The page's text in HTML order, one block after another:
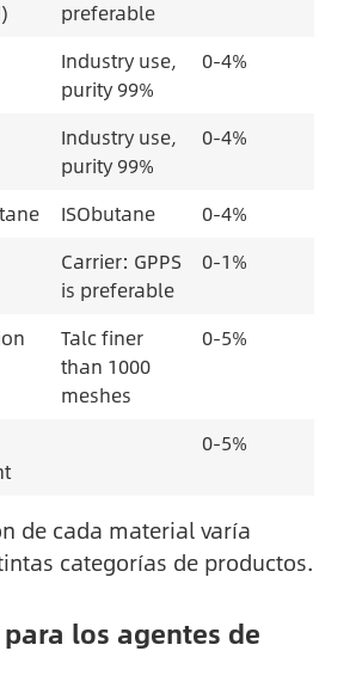
preferable
Industry use,
purity 99%
0-4%
Industry use,
purity 99%
0-4%
ISObutane
0-4%
Carrier: GPPS
is preferable
0-1%
Talc finer
than 1000
meshes
0-5%
0-5%
de cada material varía
categorías de productos.
los agentes de